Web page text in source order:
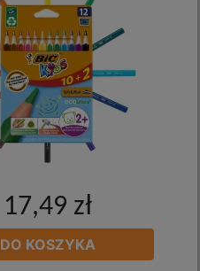
17,49 zł
DO KOSZYKA